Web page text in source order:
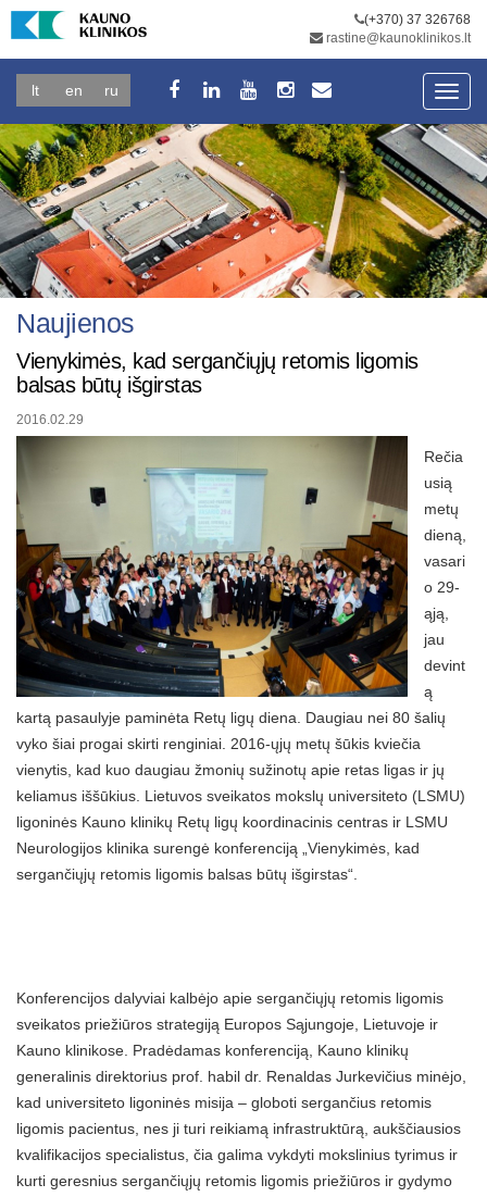
(+370) 37 326768
rastine@kaunoklinikos.lt
lt en ru
Naujienos
Vienykimės, kad sergančiųjų retomis ligomis
balsas būtų išgirstas
2016.02.29
Rečia
usią
metų
dieną,
vasari
o 29-
ąją,
jau
devint
ą
kartą pasaulyje paminėta Retų ligų diena. Daugiau nei 80 šalių
vyko šiai progai skirti renginiai. 2016-ųjų metų šūkis kviečia
vienytis, kad kuo daugiau žmonių sužinotų apie retas ligas ir jų
keliamus iššūkius. Lietuvos sveikatos mokslų universiteto (LSMU)
ligoninės Kauno klinikų Retų ligų koordinacinis centras ir LSMU
Neurologijos klinika surengė konferenciją „Vienykimės, kad
sergančiųjų retomis ligomis balsas būtų išgirstas“.
Konferencijos dalyviai kalbėjo apie sergančiųjų retomis ligomis
sveikatos priežiūros strategiją Europos Sąjungoje, Lietuvoje ir
Kauno klinikose. Pradėdamas konferenciją, Kauno klinikų
generalinis direktorius prof. habil dr. Renaldas Jurkevičius minėjo,
kad universiteto ligoninės misija – globoti sergančius retomis
ligomis pacientus, nes ji turi reikiamą infrastruktūrą, aukščiausios
kvalifikacijos specialistus, čia galima vykdyti mokslinius tyrimus ir
kurti geresnius sergančiųjų retomis ligomis priežiūros ir gydymo